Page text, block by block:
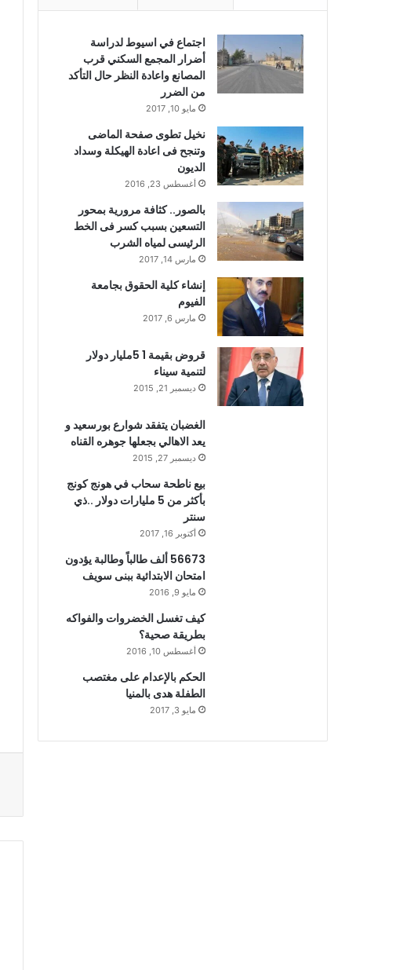
اجتماع في اسيوط لدراسة
أضرار المجمع السكني قرب
المصانع واعادة النظر حال التأكد
من الضرر
مايو 10, 2017
نخيل تطوى صفحة الماضى
وتنجح فى اعادة الهيكلة وسداد
الديون
أغسطس 23, 2016
بالصور.. كثافة مرورية بمحور
التسعين بسبب كسر فى الخط
الرئيسى لمياه الشرب
مارس 14, 2017
إنشاء كلية الحقوق بجامعة
الفيوم
مارس 6, 2017
قروض بقيمة 1 5مليار دولار
لتنمية سيناء
ديسمبر 21, 2015
الغضبان يتفقد شوارع بورسعيد و
يعد الاهالي بجعلها جوهره القناه
ديسمبر 27, 2015
بيع ناطحة سحاب في هونج كونج
بأكثر من 5 مليارات دولار ..ذي
سنتر
أكتوبر 16, 2017
56673 ألف طالباً وطالبة يؤدون
امتحان الابتدائية ببنى سويف
مايو 9, 2016
كيف تغسل الخضروات والفواكه
بطريقة صحية؟
أغسطس 10, 2016
الحكم بالإعدام على مغتصب
الطفلة هدى بالمنيا
مايو 3, 2017